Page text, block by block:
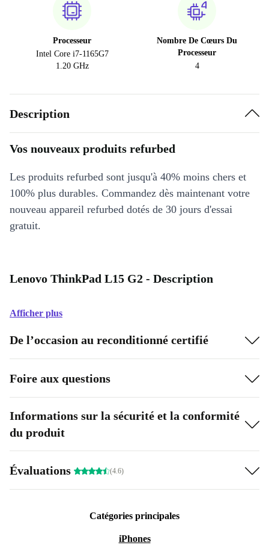
Processeur
Intel Core i7-1165G7
1.20 GHz
Nombre De Cœurs Du
Processeur
4
Description
Vos nouveaux produits refurbed
Les produits refurbed sont jusqu'à 40% moins chers et
100% plus durables. Commandez dès maintenant votre
nouveau appareil refurbed dotés de 30 jours d'essai
gratuit.
Lenovo ThinkPad L15 G2 - Description
Afficher plus
De l’occasion au reconditionné certifié
Foire aux questions
Informations sur la sécurité et la conformité
du produit
Évaluations (4.6)
Catégories principales
iPhones